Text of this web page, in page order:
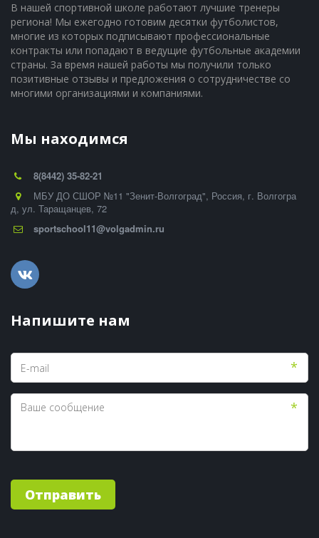
В нашей спортивной школе работают лучшие тренеры
региона! Мы ежегодно готовим десятки футболистов,
многие из которых подписывают профессиональные
контракты или попадают в ведущие футбольные академии
страны. За время нашей работы мы получили только
позитивные отзывы и предложения о сотрудничестве со
многими организациями и компаниями.
Мы находимся
8(8442) 35-82-21
МБУ ДО СШОР №11 "Зенит-Волгоград", Россия, г. Волгогра
д, ул. Таращанцев, 72
sportschool11@volgadmin.ru
Напишите нам
*
*
Отправить